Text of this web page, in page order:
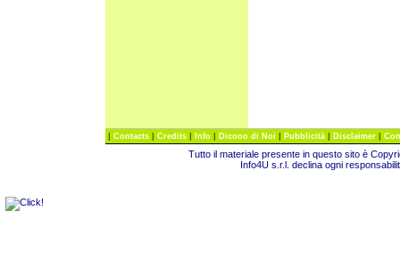
| Contacts | Credits | Info | Dicono di Noi | Pubblicità | Disclaimer |
Tutto il materiale presente in questo sito è
Info4U s.r.l. declina ogni